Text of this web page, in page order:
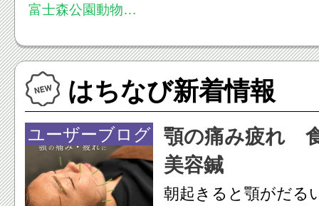
富士森公園動物病
はちなび新着情報
ユーザーブログ
顎の痛み疲れ
美容鍼
朝起きると顎がだる